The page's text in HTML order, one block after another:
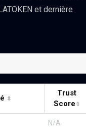
et dernière
Trust
Score
N/A